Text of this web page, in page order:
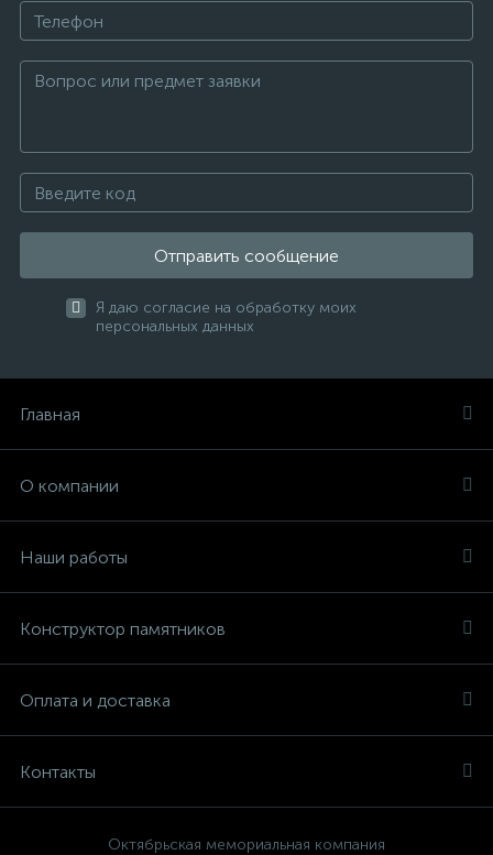
Отправить сообщение
Я даю согласие на обработку моих
персональных данных
Главная
О компании
Наши работы
Конструктор памятников
Оплата и доставка
Контакты
Октябрьская мемориальная компания